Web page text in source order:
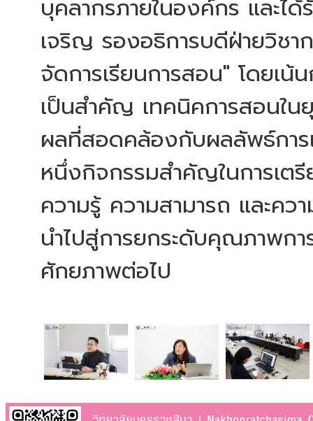
บุคลากรภายในองค์กร และไ
เจริญ รองอธิการบดีฝ่ายวิชา
จัดการเรียนการสอน" โดยเน้
เป็นสำคัญ เทคนิคการสอนใ
ผลที่สอดคล้องกับผลลัพธ์การ
หนึ่งกิจกรรมสำคัญในการเต
ความรู้ ความสามารถ และคว
นำไปสู่การยกระดับคุณภาพก
ศักยภาพต่อไป